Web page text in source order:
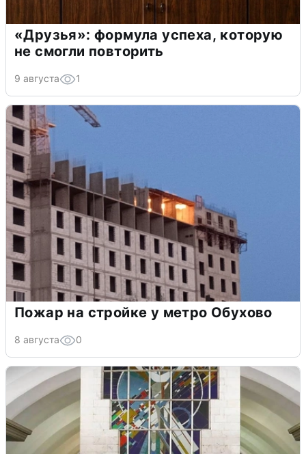
«Друзья»: формула успеха, которую
не смогли повторить
9 августа 1
Пожар на стройке у метро Обухово
8 августа 0